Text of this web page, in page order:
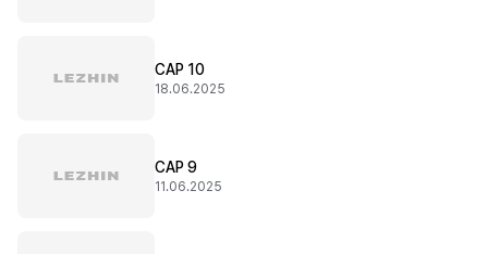
CAP 10
18.06.2025
CAP 9
11.06.2025